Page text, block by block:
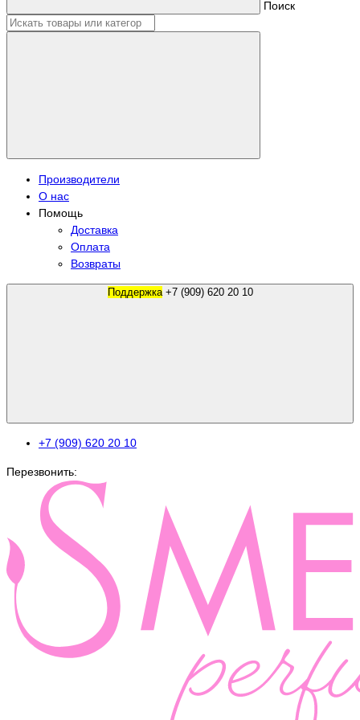
Поиск
Производители
О нас
Помощь
Доставка
Оплата
Возвраты
Поддержка +7 (909) 620 20 10
+7 (909) 620 20 10
Перезвонить: